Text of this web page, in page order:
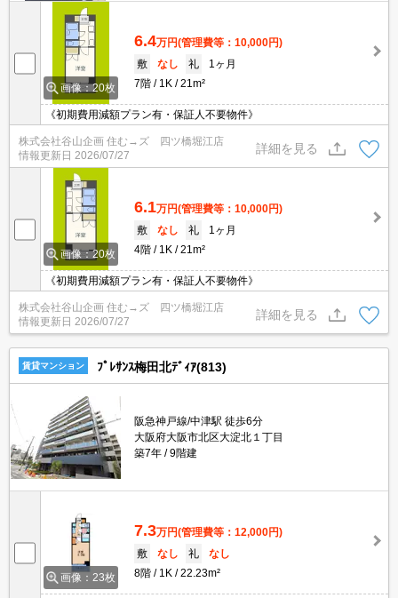
画像：20枚
6.4万円(管理費等：10,000円)
敷
なし 礼
1ヶ月
7階
1K 21m²
《初期費用減額プラン有・保証人不要物件》
株式会社谷山企画 住む→ズ 四ツ橋堀江店
情報更新日 2026/07/27
詳細を見る
画像：20枚
6.1万円(管理費等：10,000円)
敷
なし 礼
1ヶ月
4階
1K 21m²
《初期費用減額プラン有・保証人不要物件》
株式会社谷山企画 住む→ズ 四ツ橋堀江店
情報更新日 2026/07/27
詳細を見る
賃貸マンション ﾌﾟﾚｻﾝｽ梅田北ﾃﾞｨｱ(813)
阪急神戸線/中津駅 徒歩6分
大阪府大阪市北区大淀北１丁目
築7年
9階建
画像：23枚
7.3万円(管理費等：12,000円)
敷
なし 礼
なし
8階
1K 22.23m²